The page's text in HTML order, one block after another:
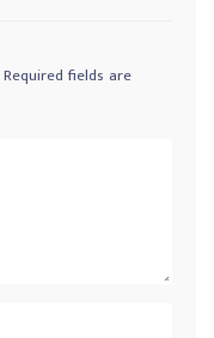
Required fields are